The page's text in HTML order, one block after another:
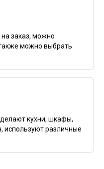
заказ, можно
можно выбрать
кухни, шкафы,
используют различные